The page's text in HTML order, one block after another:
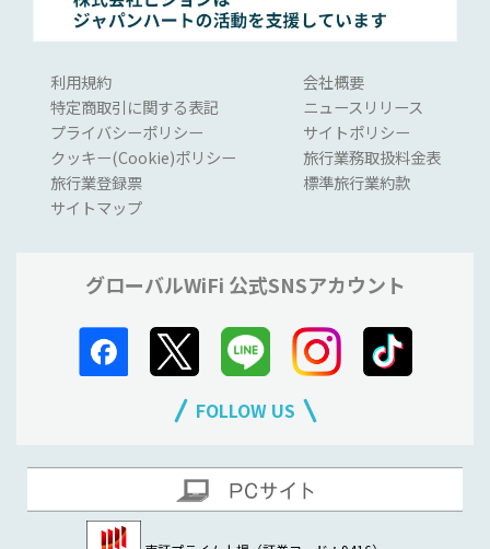
利用規約
特定商取引に関する表記
プライバシーポリシー
クッキー(Cookie)ポリシー
旅行業登録票
サイトマップ
会社概要
ニュースリリース
サイトポリシー
旅行業務取扱料金表
標準旅行業約款
グローバルWiFi 公式SNSアカウント
FOLLOW US